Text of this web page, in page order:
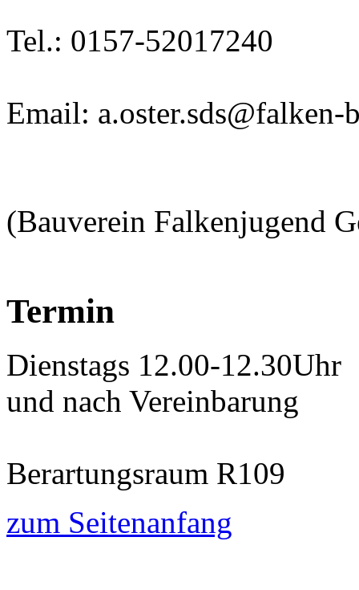
Tel.: 0157-52017240
Email: a.oster.sds@falken-
(Bauverein Falkenjugend
Termin
Dienstags 12.00-12.30Uhr
und nach Vereinbarung
Berartungsraum R109
zum Seitenanfang